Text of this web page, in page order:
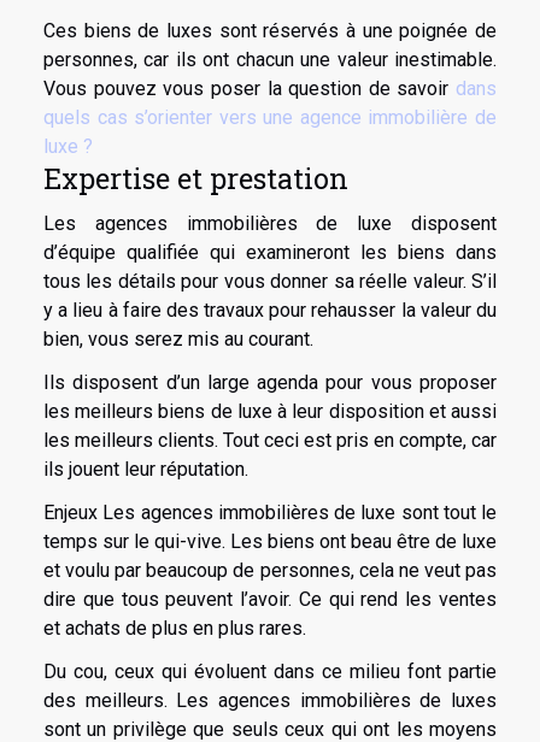
Ces biens de luxes sont réservés à une poignée de
personnes, car ils ont chacun une valeur inestimable.
Vous pouvez vous poser la question de savoir dans
quels cas s’orienter vers une agence immobilière de
luxe ?
Expertise et prestation
Les agences immobilières de luxe disposent
d’équipe qualifiée qui examineront les biens dans
tous les détails pour vous donner sa réelle valeur. S’il
y a lieu à faire des travaux pour rehausser la valeur du
bien, vous serez mis au courant.
Ils disposent d’un large agenda pour vous proposer
les meilleurs biens de luxe à leur disposition et aussi
les meilleurs clients. Tout ceci est pris en compte, car
ils jouent leur réputation.
Enjeux Les agences immobilières de luxe sont tout le
temps sur le qui-vive. Les biens ont beau être de luxe
et voulu par beaucoup de personnes, cela ne veut pas
dire que tous peuvent l’avoir. Ce qui rend les ventes
et achats de plus en plus rares.
Du cou, ceux qui évoluent dans ce milieu font partie
des meilleurs. Les agences immobilières de luxes
sont un privilège que seuls ceux qui ont les moyens